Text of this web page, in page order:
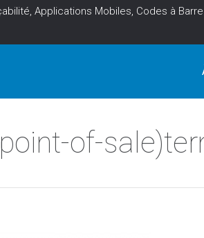
Applications Mobiles, Codes à
of-